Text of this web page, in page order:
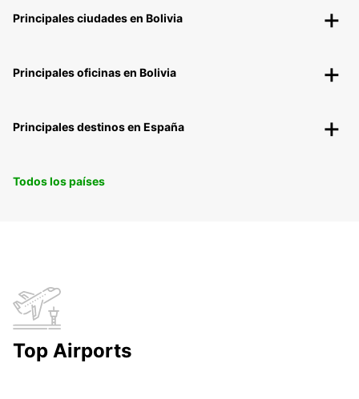
Principales ciudades en Bolivia
Principales oficinas en Bolivia
Principales destinos en España
Todos los países
Top Airports